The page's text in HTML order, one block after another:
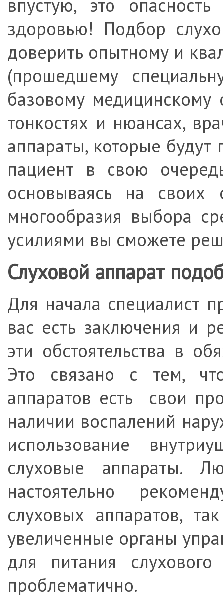
впустую, это
здоровью! Подбор
доверить опытному и
(прошедшему
базовому медицинскому
тонкостях и нюансах,
аппараты, которые
пациент в свою
основываясь на своих
многообразия выбора
усилиями вы сможете
Слуховой аппарат
Для начала специалист
вас есть заключения и
эти обстоятельства в
Это связано с тем,
аппаратов есть свои
наличии воспалений
использование
слуховые аппараты.
настоятельно
слуховых аппаратов,
увеличенные органы
для питания
проблематично.